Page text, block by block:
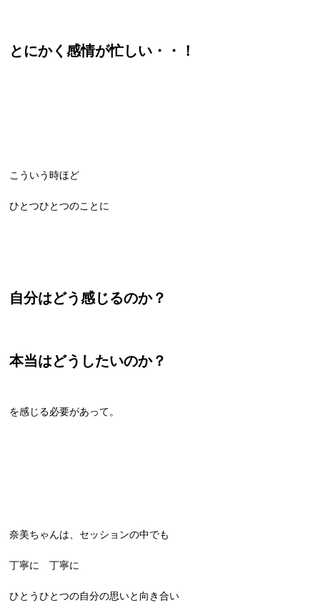
とにかく感情が忙しい・・！
こういう時ほど
ひとつひとつのことに
自分はどう感じるのか？
本当はどうしたいのか？
を感じる必要があって。
奈美ちゃんは、セッションの中でも
丁寧に 丁寧に
ひとうひとつの自分の思いと向き合い